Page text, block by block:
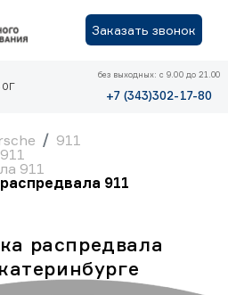
Заказать звонок
без выходных: с 9.00 до 21.00
+7 (343)302-17-80
911
911
911
распредвала